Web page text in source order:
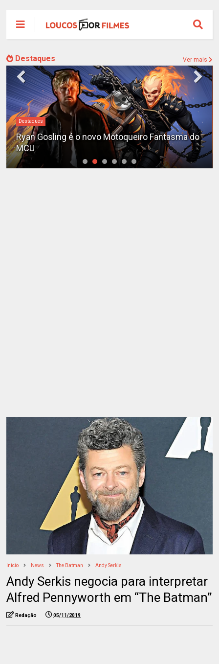
Destaques Ver mais
Destaques
Ryan Gosling é o novo Motoqueiro Fantasma do
MCU
Início News The Batman Andy Serkis
Andy Serkis negocia para interpretar
Alfred Pennyworth em “The Batman”
Redação 05/11/2019